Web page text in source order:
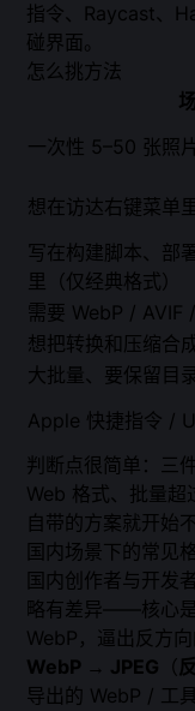
指令、Raycast、
碰界面。
怎么挑方法
一次性 5–50 张照
想在访达右键菜单
写在构建脚本、部
里（仅经典格式）
需要 WebP / AVIF
想把转换和压缩合
大批量、要保留目
Apple 快捷指令 /
判断点很简单：三
Web 格式、批量
自带的方案就开始
国内场景下的常见
国内创作者与开发
略有差异——核心
WebP，逼出反方向
WebP → JPEG （
导出的 WebP / 工